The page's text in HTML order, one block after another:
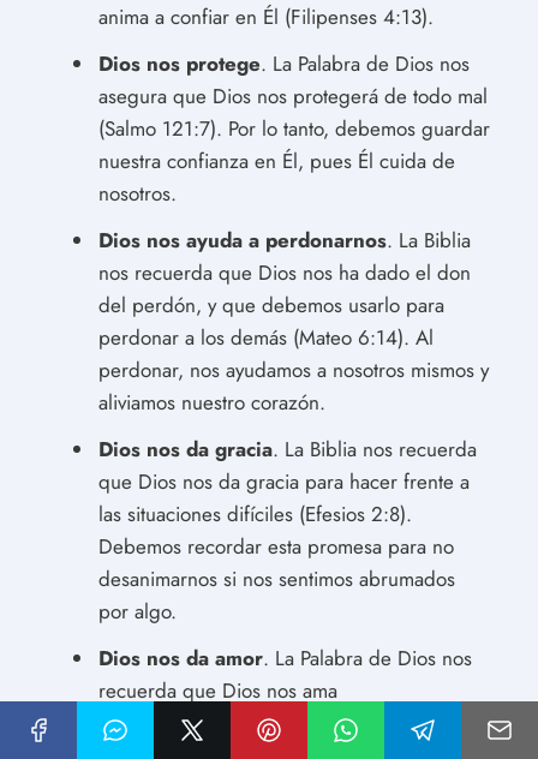
anima a confiar en Él (Filipenses 4:13).
Dios nos protege. La Palabra de Dios nos
asegura que Dios nos protegerá de todo mal
(Salmo 121:7). Por lo tanto, debemos guardar
nuestra confianza en Él, pues Él cuida de
nosotros.
Dios nos ayuda a perdonarnos. La Biblia
nos recuerda que Dios nos ha dado el don
del perdón, y que debemos usarlo para
perdonar a los demás (Mateo 6:14). Al
perdonar, nos ayudamos a nosotros mismos y
aliviamos nuestro corazón.
Dios nos da gracia. La Biblia nos recuerda
que Dios nos da gracia para hacer frente a
las situaciones difíciles (Efesios 2:8).
Debemos recordar esta promesa para no
desanimarnos si nos sentimos abrumados
por algo.
Dios nos da amor. La Palabra de Dios nos
recuerda que Dios nos ama
incondicionalmente (1 Juan 4:19). Debemos